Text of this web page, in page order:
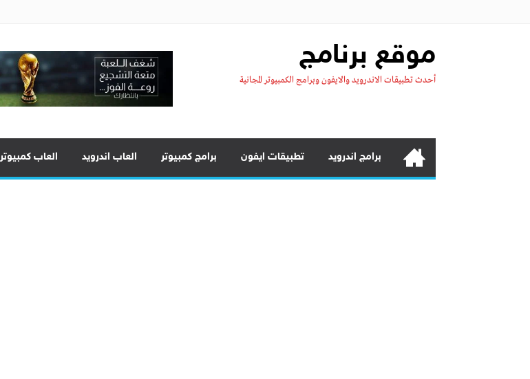
موقع برنامج
أحدث تطبيقات الاندرويد والايفون وبرامج الكمبيوتر المجانية
برامج اندرويد تطبيقات ايفون برامج كمبيوتر العاب اندرويد العاب كمبيوتر